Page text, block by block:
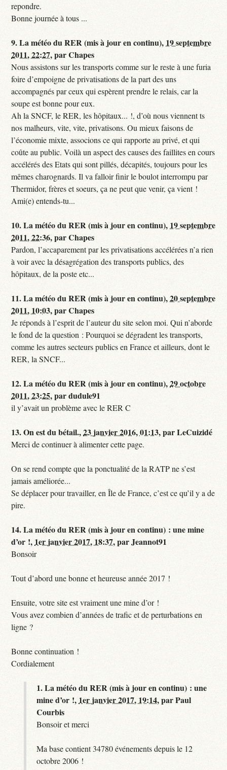
repondre.
Bonne journée à tous ...
9.La météo du RER (mis à jour en continu), 19 septembre
2011, 22:27,parChapes
Nous assistons sur les transports comme sur le reste à une furia
foire d’empoigne de privatisations de la part des uns
accompagnés par ceux qui espèrent prendre le relais, car la
soupe est bonne pour eux.
Ah la SNCF, le RER, les hôpitaux... !, d’où nous viennent ts
nos malheurs, vite, vite, privatisons. Ou mieux faisons de
l’économie mixte, associons ce qui rapporte au privé, et qui
coûte au public. Voilà un aspect des causes des faillites en cours
accélérés des Etats qui sont pillés, décapités, toujours pour les
mêmes charognards. Il va falloir finir le boulot interrompu par
Thermidor, frères et soeurs, ça ne peut que venir, ça vient !
Ami(e) entends-tu...
10.La météo du RER (mis à jour en continu), 19 septembre
2011, 22:36,parChapes
Pardon, l’accaparement par les privatisations accélérées n’a rien
à voir avec la désagrégation des transports publics, des
hôpitaux, de la poste etc...
11.La météo du RER (mis à jour en continu),20 septembre
2011, 10:03,parChapes
Je réponds à l’esprit de l’auteur du site selon moi. Qui n’aborde
le fond de la question : Pourquoi se dégradent les transports,
comme les autres secteurs publics en France et ailleurs, dont le
RER, la SNCF...
12.La météo du RER (mis à jour en continu),29 octobre
2011, 23:25,pardudule91
il y’avait un problème avec le RER C
13.On est du bétail.,23 janvier 2016, 01:13,parLeCuizidé
Merci de continuer à alimenter cette page.
On se rend compte que la ponctualité de la RATP ne s’est
jamais améliorée...
Se déplacer pour travailler, en Île de France, c’est ce qu’il y a de
pire.
14.La météo du RER (mis à jour en continu) : une mine
d’or !, 1er janvier 2017, 18:37,parJeannot91
Bonsoir
Tout d’abord une bonne et heureuse année 2017 !
Ensuite, votre site est vraiment une mine d’or !
Vous avez combien d’années de trafic et de perturbations en
ligne ?
Bonne continuation !
Cordialement
1.La météo du RER (mis à jour en continu) : une
mine d’or !, 1er janvier 2017, 19:14,parPaul
Courbis
Bonsoir et merci
Ma base contient 34780 événements depuis le 12
octobre 2006 !